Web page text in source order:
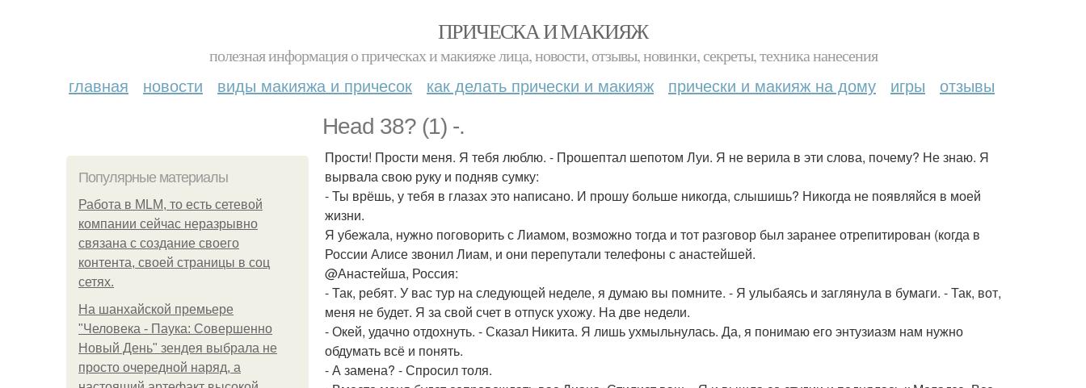
ПРИЧЕСКА И МАКИЯЖ
полезная информация о прическах и макияже лица, новости, отзывы, новинки, секреты, техника нанесения
главная новости виды макияжа и причесок как делать прически и макияж прически и макияж на дому игры отзывы
Head 38? (1) -.
Популярные материалы
Работа в MLM, то есть сетевой
компании сейчас неразрывно
связана с создание своего
контента, своей страницы в соц
сетях.
На шанхайской премьере
"Человека - Паука: Совершенно
Новый День" зендея выбрала не
просто очередной наряд, а
Прости! Прости меня. Я тебя люблю. - Прошептал шепотом Луи. Я не верила в эти слова, почему? Не знаю. Я
вырвала свою руку и подняв сумку:
- Ты врёшь, у тебя в глазах это написано. И прошу больше никогда, слышишь? Никогда не появляйся в моей
жизни.
Я убежала, нужно поговорить с Лиамом, возможно тогда и тот разговор был заранее отрепитирован (когда в
России Алисе звонил Лиам, и они перепутали телефоны с анастейшей.
@Анастейша, Россия:
- Так, ребят. У вас тур на следующей неделе, я думаю вы помните. - Я улыбаясь и заглянула в бумаги. - Так, вот,
меня не будет. Я за свой счет в отпуск ухожу. На две недели.
- Окей, удачно отдохнуть. - Сказал Никита. Я лишь ухмыльнулась. Да, я понимаю его энтузиазм нам нужно
обдумать всё и понять.
- А замена? - Спросил толя.